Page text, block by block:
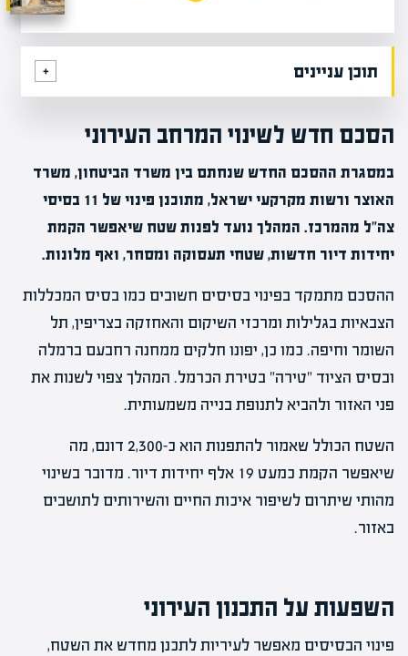
תוכן עניינים
הסכם חדש לשינוי המרחב העירוני
במסגרת ההסכם החדש שנחתם בין משרד הביטחון, משרד
האוצר ורשות מקרקעי ישראל, מתוכנן פינוי של 11 בסיסי
צה"ל מהמרכז. המהלך נועד לפנות שטח שיאפשר הקמת
יחידות דיור חדשות, שטחי תעסוקה ומסחר, ואף מלונות.
ההסכם מתמקד בפינוי בסיסים חשובים כמו בסיס המכללות
הצבאיות בגלילות ומרכזי השיקום והאחזקה בצריפין, תל
השומר וחיפה. כמו כן, יפונו חלקים ממחנה רחבעם ברמלה
ובסיס הציוד "טירה" בטירת הכרמל. המהלך צפוי לשנות את
פני האזור ולהביא לתנופת בנייה משמעותית.
השטח הכולל שאמור להתפנות הוא כ-2,300 דונם, מה
שיאפשר הקמת כמעט 19 אלף יחידות דיור. מדובר בשינוי
מהותי שיתרום לשיפור איכות החיים והשירותים לתושבים
באזור.
השפעות על התכנון העירוני
פינוי הבסיסים מאפשר לעיריות לתכנן מחדש את השטח,